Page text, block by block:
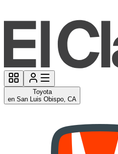
Toyota
en San Luis Obispo, CA